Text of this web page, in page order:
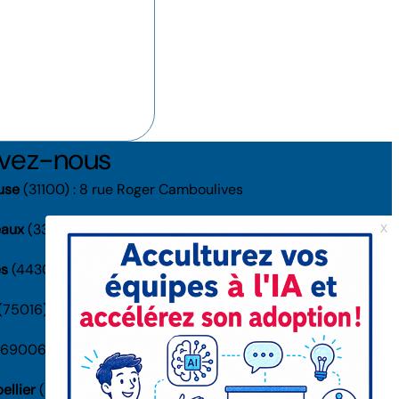
nous
(31100) : 8 rue Roger Camboulives
(33000) : 38 rue Capdeville
(44300) : 1-3 rue Jacques Daguerre
: 41 av. de la Grande Armée
: 132 rue Bossuet
(34000) : 1025K rue Henri Becquerel